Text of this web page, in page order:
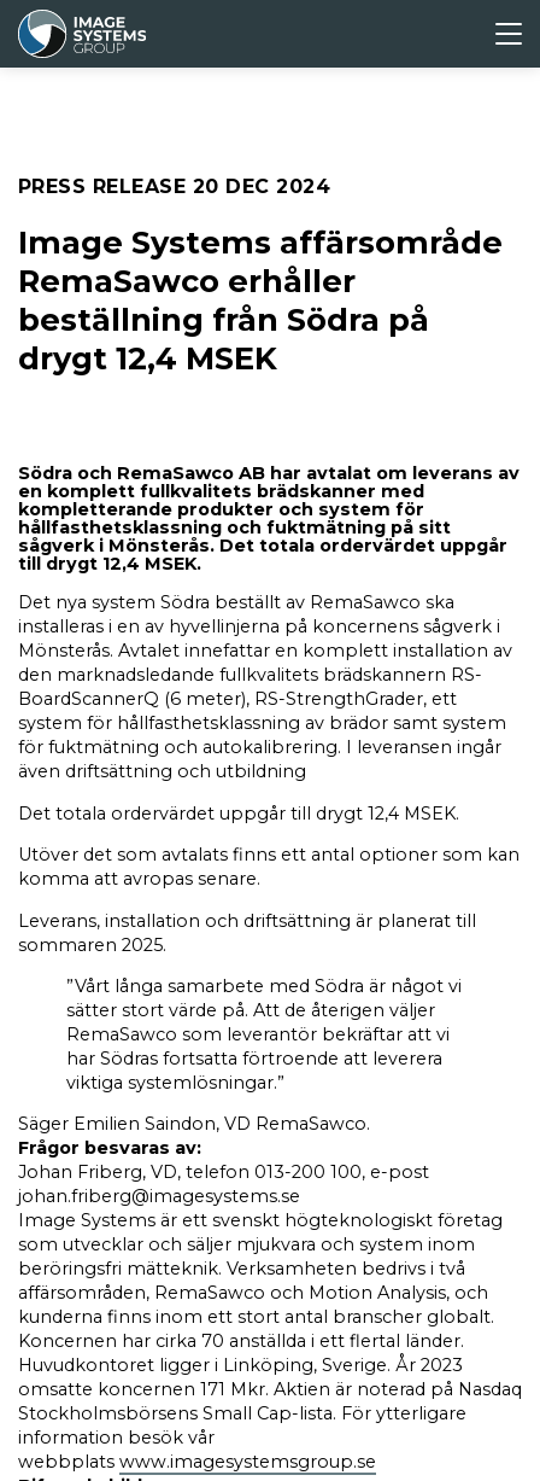
Image Systems affärsområde
RemaSawco erhåller
beställning från Södra på
drygt 12,4 MSEK
PRESS RELEASE 20 DEC 2024
Södra och RemaSawco AB har avtalat om leverans av
en komplett fullkvalitets brädskanner med
kompletterande produkter och system för
hållfasthetsklassning och fuktmätning på sitt
sågverk i Mönsterås. Det totala ordervärdet uppgår
till drygt 12,4 MSEK.
Det nya system Södra beställt av RemaSawco ska
installeras i en av hyvellinjerna på koncernens sågverk i
Mönsterås. Avtalet innefattar en komplett installation av
den marknadsledande fullkvalitets brädskannern RS-
BoardScannerQ (6 meter), RS-StrengthGrader, ett
system för hållfasthetsklassning av brädor samt system
för fuktmätning och autokalibrering. I leveransen ingår
även driftsättning och utbildning
Det totala ordervärdet uppgår till drygt 12,4 MSEK.
Utöver det som avtalats finns ett antal optioner som kan
komma att avropas senare.
Leverans, installation och driftsättning är planerat till
sommaren 2025.
”Vårt långa samarbete med Södra är något vi
sätter stort värde på. Att de återigen väljer
RemaSawco som leverantör bekräftar att vi
har Södras fortsatta förtroende att leverera
viktiga systemlösningar.”
Säger Emilien Saindon, VD RemaSawco.
Frågor besvaras av:
Johan Friberg, VD, telefon 013-200 100, e-post
johan.friberg@imagesystems.se
Image Systems är ett svenskt högteknologiskt företag
som utvecklar och säljer mjukvara och system inom
beröringsfri mätteknik. Verksamheten bedrivs i två
affärsområden, RemaSawco och Motion Analysis, och
kunderna finns inom ett stort antal branscher globalt.
Koncernen har cirka 70 anställda i ett flertal länder.
Huvudkontoret ligger i Linköping, Sverige. År 2023
omsatte koncernen 171 Mkr. Aktien är noterad på Nasdaq
Stockholmsbörsens Small Cap-lista. För ytterligare
information besök vår
webbplats www.imagesystemsgroup.se